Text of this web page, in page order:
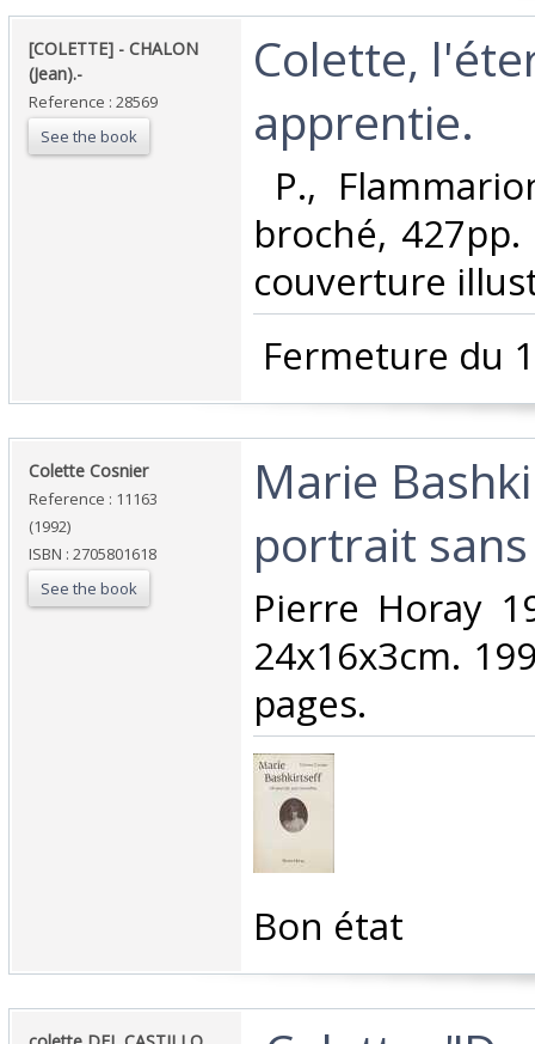
‎[COLETTE] - CHALON
(Jean).-‎
Reference : 28569
See the book
‎Colette,
apprentie.‎
P.,
broché,
couverture
Fermeture du
‎Colette Cosnier‎
Reference : 11163
(1992)
ISBN : 2705801618
See the book
‎Marie
portrait
‎Pierre Horay
24x16x3cm.
pages.‎
‎Bon état‎